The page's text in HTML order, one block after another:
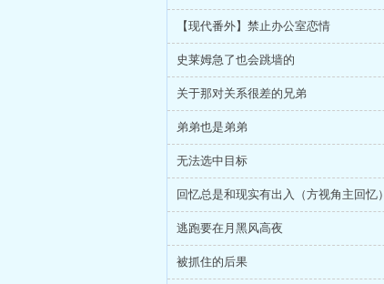
【现代番外】禁止办公室恋情
史莱姆急了也会跳墙的
关于那对关系很差的兄弟
弟弟也是弟弟
无法选中目标
回忆总是和现实有出入（方视角主回忆）
逃跑要在月黑风高夜
被抓住的后果